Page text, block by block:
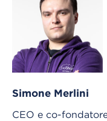
Simone Merlini
CEO e co-